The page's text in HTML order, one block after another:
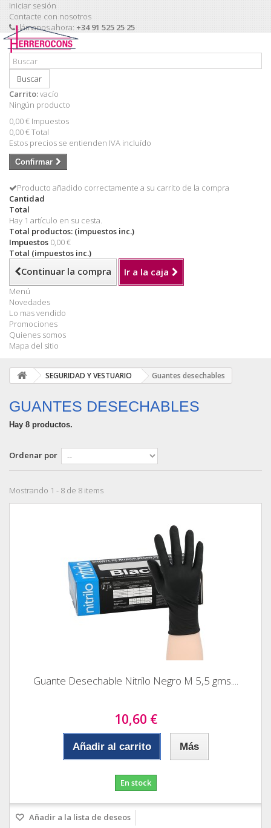
Iniciar sesión
Contacte con nosotros
Llámanos ahora: +34 91 525 25 25
Buscar
Carrito:vacío
Ningún producto
0,00 € Impuestos
0,00 €Total
Estos precios se entienden IVA incluído
Confirmar
Producto añadido correctamente a su carrito de la compra
Cantidad
Total
Hay 1 artículo en su cesta.
Total productos: (impuestos inc.)
Impuestos 0,00 €
Total (impuestos inc.)
Continuar la compra Ir a la caja
Menú
Novedades
Lo mas vendido
Promociones
Quienes somos
Mapa del sitio
SEGURIDAD Y VESTUARIO Guantes desechables
GUANTES DESECHABLES
Hay 8 productos.
Ordenar por
Mostrando 1 - 8 de 8 items
Guante Desechable Nitrilo Negro M 5,5 gms....
10,60 €
Añadir al carrito Más
En stock
Añadir a la lista de deseos